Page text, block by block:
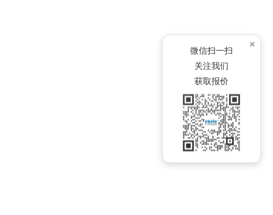
×
微信扫一扫
关注我们
获取报价